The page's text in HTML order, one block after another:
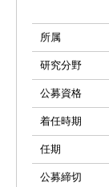
所属
研究分野
公募資格
着任時期
任期
公募締切